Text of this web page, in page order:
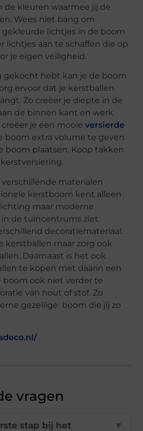
de kleuren waarmee jij de
Wees niet bang om
lichtjes in de boom
lichtjes aan te schaffen die op
je eigen veiligheid.
gekocht hebt kan je de boom
ervoor dat je kerstballen
Zo creëer je diepte in de
de binnen kant en werk
je een mooieversierde
boom extra volume te geven
boom plaatsen. Koop takken
materialen
kerstboom kent alleen
maar moderne
de tuincentrums ziet
decoratiemateriaal.
kerstballen maar zorg ook
Daarnaast is het ook
te kopen met daarin een
boom ook niet verder te
van hout of stof. Zo
gezellige boom die jij zo
vragen
stap bij het
▼